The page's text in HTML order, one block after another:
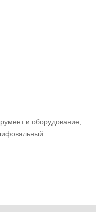
и оборудование,